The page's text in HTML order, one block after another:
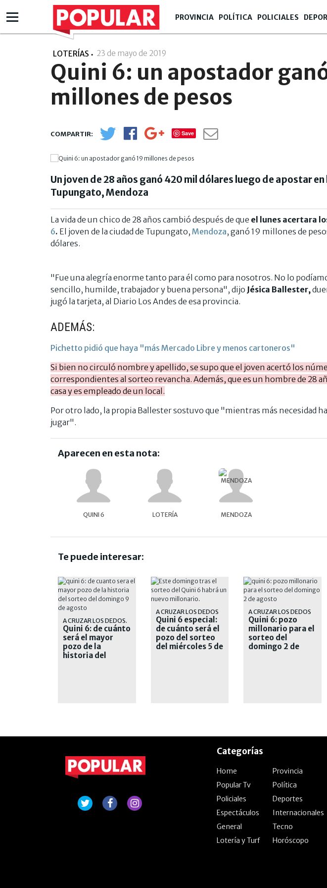
PROVINCIA POLÍTICA POLICIALES
LOTERÍAS 23 de mayo de 2019
Quini 6: un apostador
millones de pesos
Save
Un joven de 28 años ganó 420 mil dólares luego de apostar
Tupungato, Mendoza
La vida de un chico de 28 años cambió después de que el lunes acertara
6. El joven de la ciudad de Tupungato, Mendoza, ganó 19 millones de
dólares.
"Fue una alegría enorme tanto para él como para nosotros. No lo
sencillo, humilde, trabajador y buena persona", dijo Jésica Ballester,
jugó la tarjeta, al Diario Los Andes de esa provincia.
ADEMÁS:
Pichetto pidió que haya "más Mercado Libre y menos cartoneros"
Si bien no circuló nombre y apellido, se supo que el joven acertó los
correspondientes al sorteo revancha. Además, que es un hombre de 28
casa y es empleado de un local.
Por otro lado, la propia Ballester sostuvo que "mientras más necesidad
jugar".
Aparecen en esta nota:
QUINI 6 LOTERÍA MENDOZA
Te puede interesar:
A CRUZAR LOS DEDOS.
Quini 6: de cuánto
será el mayor
pozo de la
historia del
A CRUZAR LOS DEDOS
Quini 6 especial:
de cuánto será el
pozo del sorteo
del miércoles 5 de
A CRUZAR LOS DEDOS
Quini 6: pozo
millonario para el
sorteo del
domingo 2 de
Categorías
Home
Provincia
Popular Tv
Política
Policiales
Deportes
Espectáculos
Internacionales
General
Tecno
Lotería y Turf
Horóscopo